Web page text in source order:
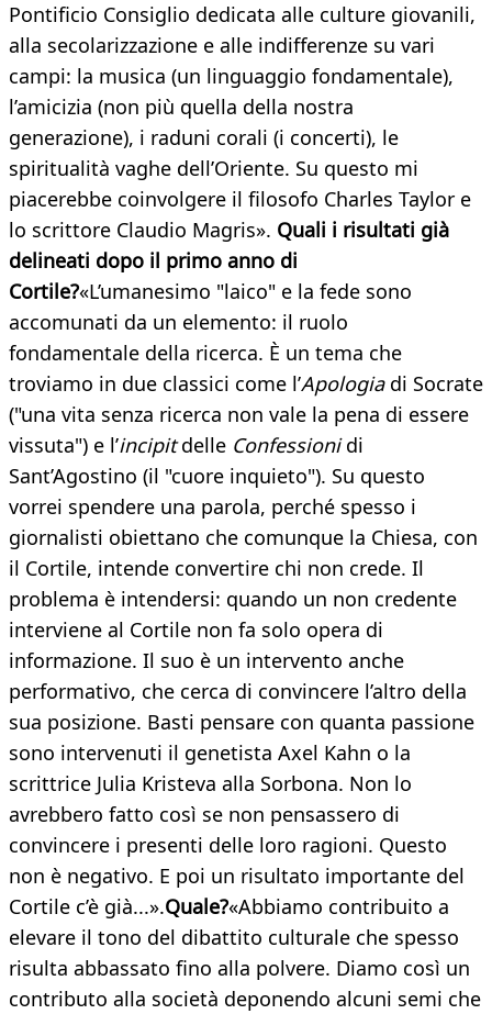
Pontificio Consiglio dedicata alle culture giovanili,
alla secolarizzazione e alle indifferenze su vari
campi: la musica (un linguaggio fondamentale),
l’amicizia (non più quella della nostra
generazione), i raduni corali (i concerti), le
spiritualità vaghe dell’Oriente. Su questo mi
piacerebbe coinvolgere il filosofo Charles Taylor e
lo scrittore Claudio Magris». Quali i risultati già
delineati dopo il primo anno di
Cortile?«L’umanesimo "laico" e la fede sono
accomunati da un elemento: il ruolo
fondamentale della ricerca. È un tema che
troviamo in due classici come l’Apologiadi Socrate
("una vita senza ricerca non vale la pena di essere
vissuta") e l’incipitdelle Confessionidi
Sant’Agostino (il "cuore inquieto"). Su questo
vorrei spendere una parola, perché spesso i
giornalisti obiettano che comunque la Chiesa, con
il Cortile, intende convertire chi non crede. Il
problema è intendersi: quando un non credente
interviene al Cortile non fa solo opera di
informazione. Il suo è un intervento anche
performativo, che cerca di convincere l’altro della
sua posizione. Basti pensare con quanta passione
sono intervenuti il genetista Axel Kahn o la
scrittrice Julia Kristeva alla Sorbona. Non lo
avrebbero fatto così se non pensassero di
convincere i presenti delle loro ragioni. Questo
non è negativo. E poi un risultato importante del
Cortile c’è già...».Quale?«Abbiamo contribuito a
elevare il tono del dibattito culturale che spesso
risulta abbassato fino alla polvere. Diamo così un
contributo alla società deponendo alcuni semi che